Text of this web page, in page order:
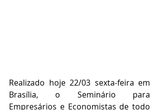
Realizado hoje 22/03 sexta-feira em
Brasília, o Seminário para
Empresários e Economistas de todo